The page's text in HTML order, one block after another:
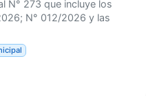
N° 273 que incluye los
N° 012/2026 y las